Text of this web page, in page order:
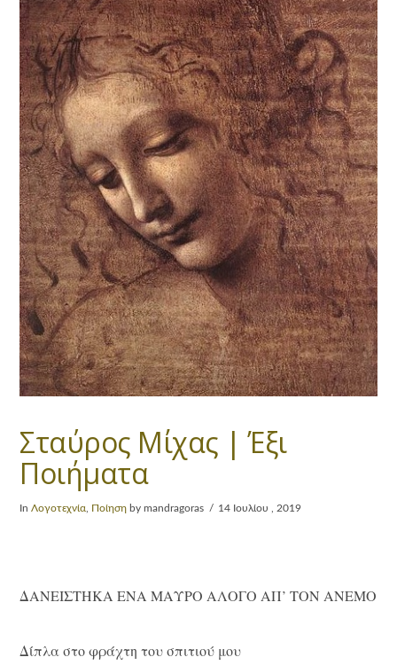
Σταύρος Μίχας | Έξι
Ποιήματα
InΛογοτεχνία Ποίηση by mandragoras 14 Ιουλίου , 2019
ΔΑΝΕΙΣΤΗΚΑ ΕΝΑ ΜΑΥΡΟ ΑΛΟΓΟ ΑΠ’ ΤΟΝ ΑΝΕΜΟ
Δίπλα στο φράχτη του σπιτιού μου